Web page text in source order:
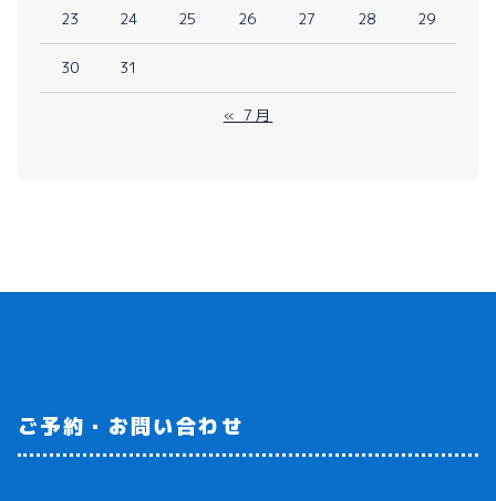
23 24 25 26 27 28 29
30 31
« 7月
ご予約・お問い合わせ